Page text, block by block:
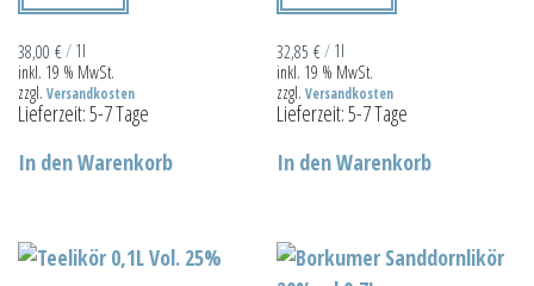
38,00 €/ 1l
inkl. 19 % MwSt.
zzgl. Versandkosten
Lieferzeit:5-7 Tage
In den Warenkorb
32,85€/ 1l
inkl. 19 % MwSt.
zzgl.Versandkosten
Lieferzeit:5-7 Tage
In den Warenkorb